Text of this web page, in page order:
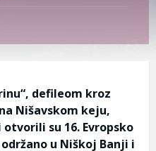
defileom kroz
Nišavskom keju,
su 16. Evropsko
u Niškoj Banji i